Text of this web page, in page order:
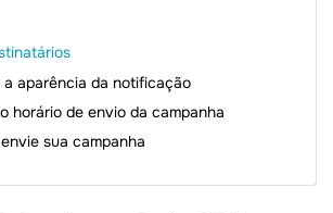
a aparência da notificação
horário de envio da campanha
sua campanha